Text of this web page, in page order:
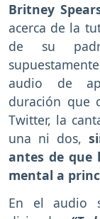
Britney
acerca de la
de su
audio de
duración que
Twitter, la
una ni dos,
antes de que
mental a
En el audio